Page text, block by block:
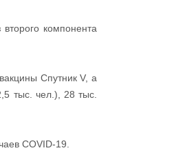
компонента
Спутник V, а
тыс. чел.), 28 тыс.
COVID-19.